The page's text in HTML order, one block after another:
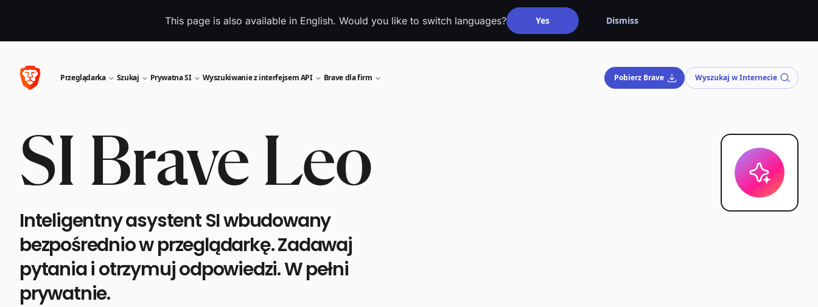
This page is also available in English. Would you like to switch languages? Yes Dismiss
Przeglądarka Szukaj Prywatna SI Wyszukiwanie z interfejsem API Brave dla firm Pobierz Brave Wyszukaj w Internecie
SI Brave Leo
Inteligentny asystent SI wbudowany
bezpośrednio w przeglądarkę. Zadawaj
pytania i otrzymuj odpowiedzi. W pełni
prywatnie.